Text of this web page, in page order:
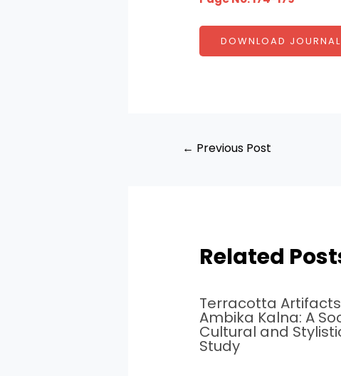
DOWNLOAD JOURNAL
← Previous Post
Related
Terracotta
Ambika Kalna: A
Cultural and
Study